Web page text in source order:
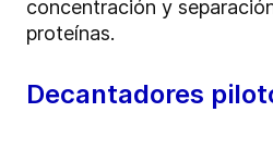
concentración y
proteínas.
Decantadores